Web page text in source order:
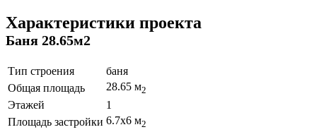
Характеристики проекта
Баня 28.65м2
Тип строения
баня
Общая площадь
28.65 м2
Этажей
1
Площадь застройки 6.7x6 м2